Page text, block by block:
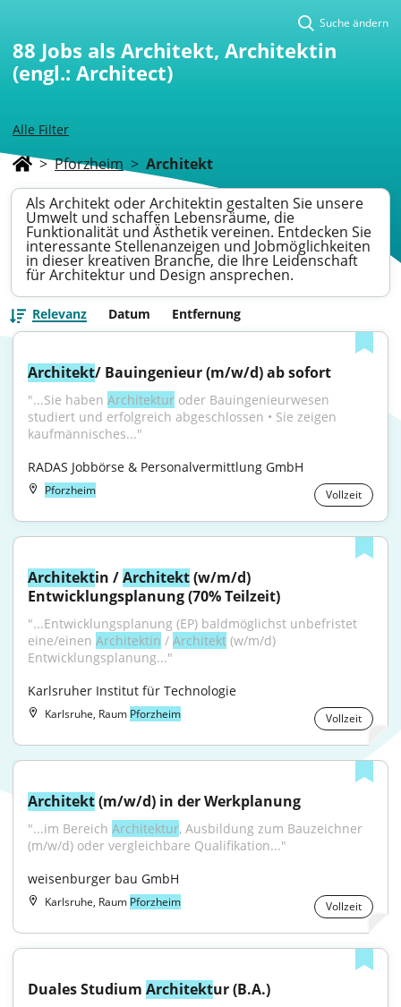
Alle Filter
Suche ändern
88 Jobs als Architekt, Architektin
(engl.: Architect)
> Pforzheim > Architekt
Als Architekt oder Architektin gestalten Sie unsere
Umwelt und schaffen Lebensräume, die
Funktionalität und Ästhetik vereinen. Entdecken Sie
interessante Stellenanzeigen und Jobmöglichkeiten
in dieser kreativen Branche, die Ihre Leidenschaft
für Architektur und Design ansprechen.
Relevanz Datum Entfernung
Architekt/ Bauingenieur (m/w/d) ab sofort
"...Sie haben Architektur oder Bauingenieurwesen
studiert und erfolgreich abgeschlossen • Sie zeigen
kaufmännisches..."
RADAS Jobbörse & Personalvermittlung GmbH
Pforzheim Vollzeit
Architektin / Architekt (w/m/d)
Entwicklungsplanung (70% Teilzeit)
"...Entwicklungsplanung (EP) baldmöglichst unbefristet
eine/einen Architektin / Architekt (w/m/d)
Entwicklungsplanung..."
Karlsruher Institut für Technologie
Karlsruhe, Raum Pforzheim Vollzeit
Architekt (m/w/d) in der Werkplanung
"...im Bereich Architektur, Ausbildung zum Bauzeichner
(m/w/d) oder vergleichbare Qualifikation..."
weisenburger bau GmbH
Karlsruhe, Raum Pforzheim Vollzeit
Duales Studium Architektur (B.A.)